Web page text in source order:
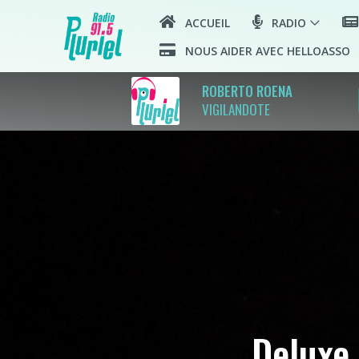
ACCUEIL RADIO
NOUS AIDER AVEC HELLOASSO
ROBERTO ROENA
VIGILANDOTE